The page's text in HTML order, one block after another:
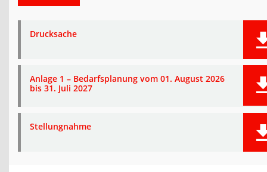
Drucksache
Anlage 1 – Bedarfsplanung vom 01. August 2026
bis 31. Juli 2027
Stellungnahme